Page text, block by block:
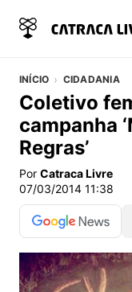
INÍCIO CIDADANIA
Coletivo
campanha
Regras’
Por Catraca Livre
07/03/2014 11:38